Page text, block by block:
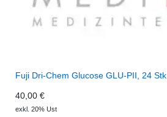
Fuji Dri-Chem Glucose GLU-PII, 24 Stk.
40,00 €
exkl. 20% Ust